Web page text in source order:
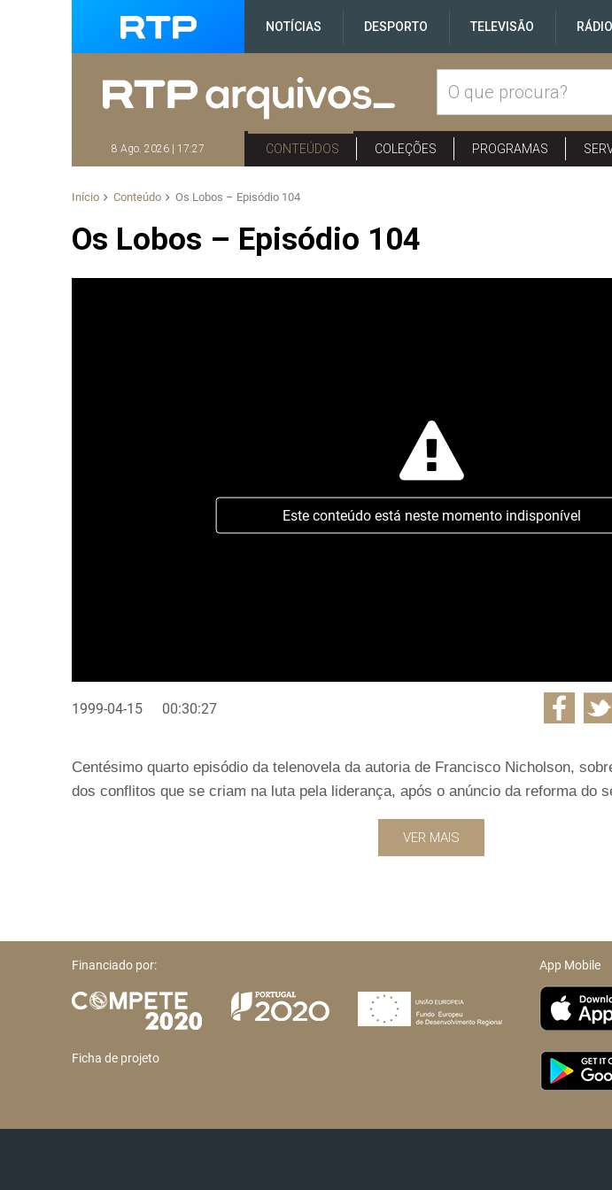
NOTÍCIAS DESPORTO TELEVISÃO RÁDIO
8 Ago. 2026 | 17:27 CONTEÚDOS COLEÇÕES PROGRAMAS
Início Conteúdo Os Lobos – Episódio 104
Os Lobos – Episódio 104
Este conteúdo está neste momento indisponível
1999-04-15 00:30:27
Centésimo quarto episódio da telenovela da autoria de Francisco Nicholson,
dos conflitos que se criam na luta pela liderança, após o anúncio da reforma do
VER MAIS
Financiado por:
Ficha de projeto
App Mobile